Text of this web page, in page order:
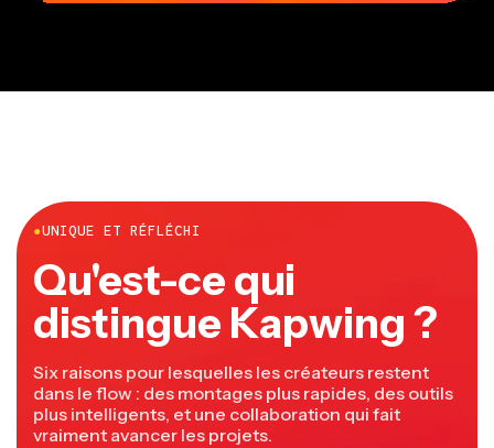
●UNIQUE ET RÉFLÉCHI
Qu'est-ce qui
distingue Kapwing ?
Six raisons pour lesquelles les créateurs restent
dans le flow : des montages plus rapides, des outils
plus intelligents, et une collaboration qui fait
vraiment avancer les projets.